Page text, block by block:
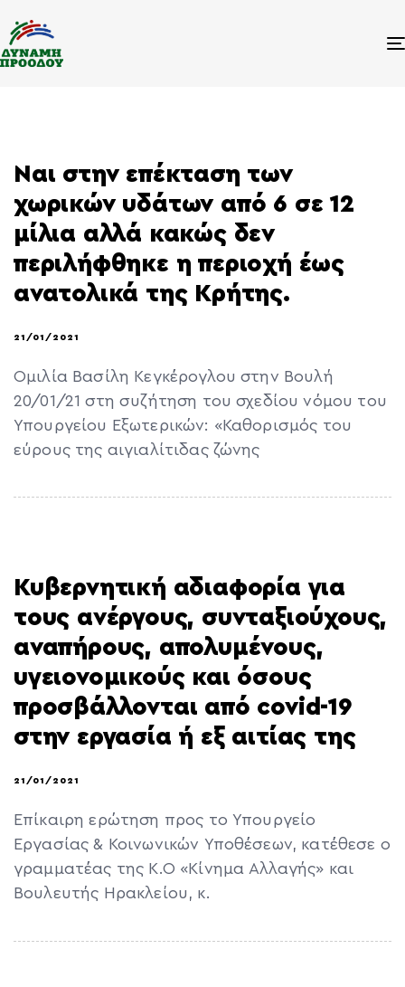
Ναι στην επέκταση των
χωρικών υδάτων από 6 σε 12
μίλια αλλά κακώς δεν
περιλήφθηκε η περιοχή έως
ανατολικά της Κρήτης.
21/01/2021
Ομιλία Βασίλη Κεγκέρογλου στην Βουλή
20/01/21 στη συζήτηση του σχεδίου νόμου του
Υπουργείου Εξωτερικών: «Καθορισμός του
εύρους της αιγιαλίτιδας ζώνης
Κυβερνητική αδιαφορία για
τους ανέργους, συνταξιούχους,
αναπήρους, απολυμένους,
υγειονομικούς και όσους
προσβάλλονται από covid-19
στην εργασία ή εξ αιτίας της
21/01/2021
Επίκαιρη ερώτηση προς το Υπουργείο
Εργασίας & Κοινωνικών Υποθέσεων, κατέθεσε ο
γραμματέας της Κ.Ο «Κίνημα Αλλαγής» και
Βουλευτής Ηρακλείου, κ.